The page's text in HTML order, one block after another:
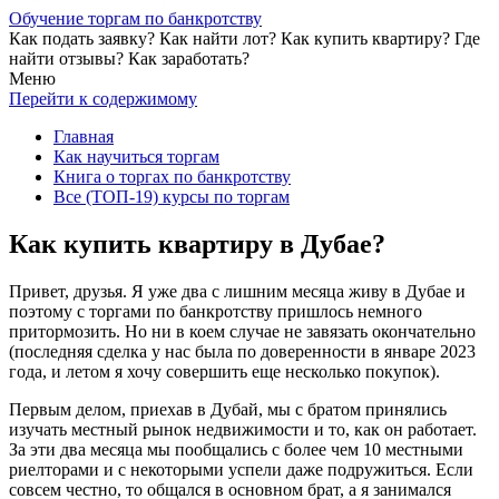
Обучение торгам по банкротству
Как подать заявку? Как найти лот? Как купить квартиру? Где
найти отзывы? Как заработать?
Меню
Перейти к содержимому
Главная
Как научиться торгам
Книга о торгах по банкротству
Все (ТОП-19) курсы по торгам
Как купить квартиру в Дубае?
Привет, друзья. Я уже два с лишним месяца живу в Дубае и
поэтому с торгами по банкротству пришлось немного
притормозить. Но ни в коем случае не завязать окончательно
(последняя сделка у нас была по доверенности в январе 2023
года, и летом я хочу совершить еще несколько покупок).
Первым делом, приехав в Дубай, мы с братом принялись
изучать местный рынок недвижимости и то, как он работает.
За эти два месяца мы пообщались с более чем 10 местными
риелторами и с некоторыми успели даже подружиться. Если
совсем честно, то общался в основном брат, а я занимался